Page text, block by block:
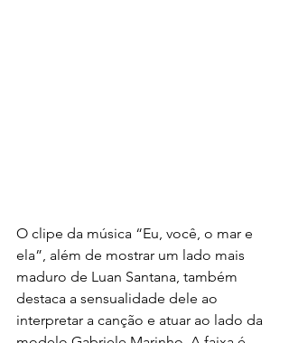
O clipe da música “Eu, você, o mar e
ela”, além de mostrar um lado mais
maduro de Luan Santana, também
destaca a sensualidade dele ao
interpretar a canção e atuar ao lado da